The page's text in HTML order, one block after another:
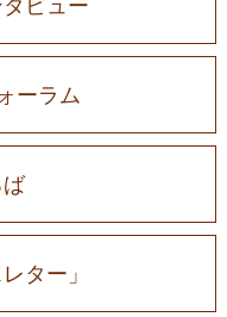
ビュー
ーラム
ター」